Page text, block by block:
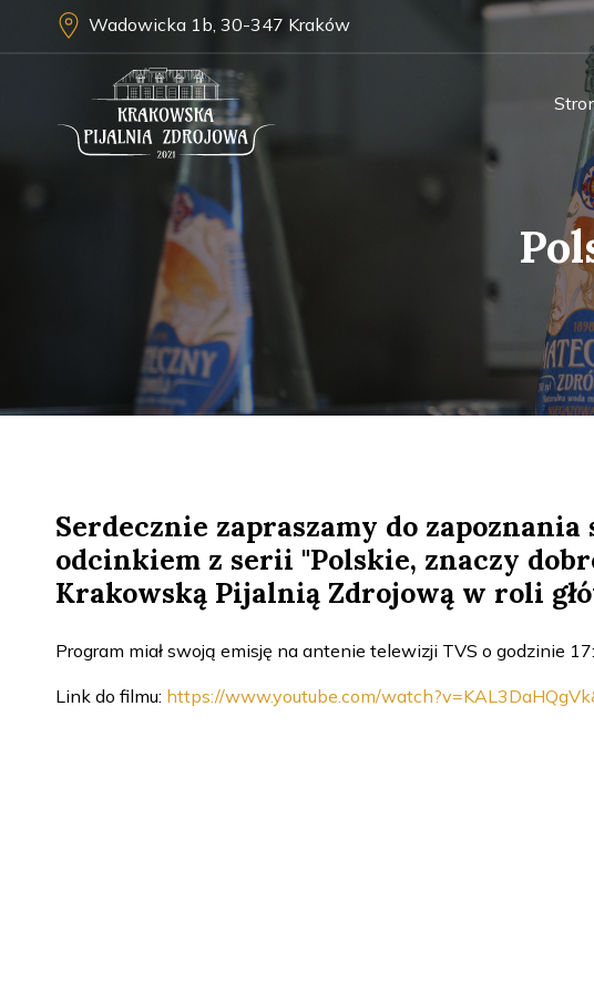
Wadowicka 1b, 30-347 Kraków
Serdecznie zapraszamy do zapoznania
odcinkiem z serii "Polskie, znaczy
Krakowską Pijalnią Zdrojową w roli
Program miał swoją emisję na antenie telewizji TVS o godzinie
Link do filmu: https://www.youtube.com/